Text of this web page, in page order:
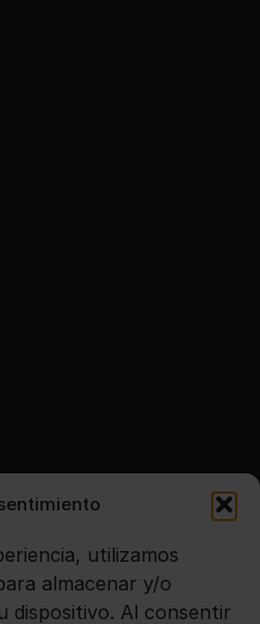
utilizamos
almacenar y/o
dispositivo. Al consentir